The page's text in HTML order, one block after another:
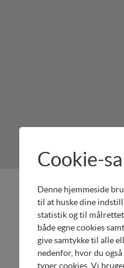
Spjald
Ringkøbingvej
6971 Spjald
Tel.
Cookie-
Denne hjemmeside
til at huske dine
statistik og til
både egne cookies
give samtykke til alle
nedenfor, hvor du
typer cookies. Vi